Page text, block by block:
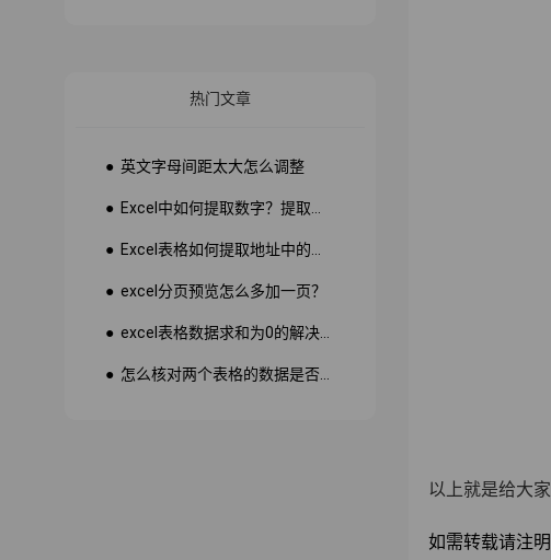
热门文章
● 英文字母间距太大怎么调整
● excel分页预览怎么多加一页？
以上就是给大
如需转载请注